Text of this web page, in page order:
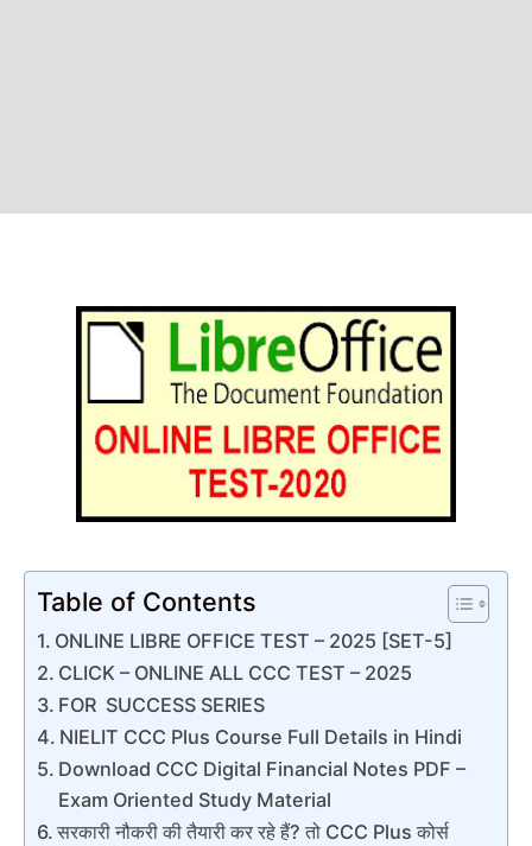
Table of Contents
ONLINE LIBRE OFFICE TEST – 2025 [SET-5]
CLICK – ONLINE ALL CCC TEST – 2025
FOR SUCCESS SERIES
NIELIT CCC Plus Course Full Details in Hindi
Download CCC Digital Financial Notes PDF –
Exam Oriented Study Material
सरकारी नौकरी की तैयारी कर रहे हैं? तो CCC Plus कोर्स